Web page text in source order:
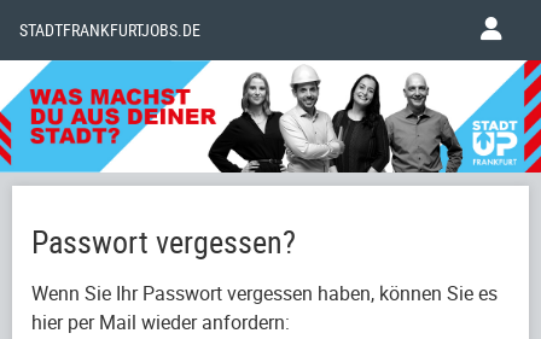
STADTFRANKFURTJOBS.DE
Passwort vergessen?
Wenn Sie Ihr Passwort vergessen haben, können Sie es
hier per Mail wieder anfordern: